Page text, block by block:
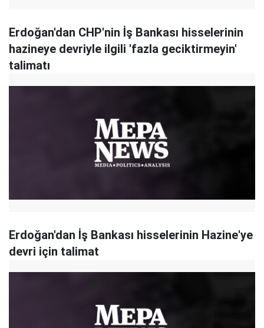
Erdoğan'dan CHP'nin İş Bankası hisselerinin
hazineye devriyle ilgili 'fazla geciktirmeyin'
talimatı
Erdoğan'dan İş Bankası hisselerinin Hazine'ye
devri için talimat